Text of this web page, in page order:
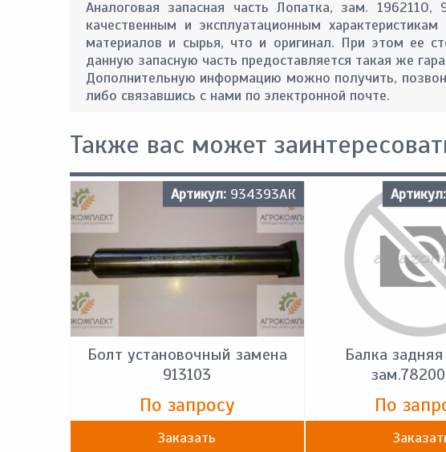
Аналоговая запасная часть Лопатка, зам.
качественным и эксплуатационным
материалов и сырья, что и оригинал. При этом ее
данную запасную часть предоставляется такая же
Дополнительную информацию можно получить,
либо связавшись с нами по электронной почте.
Также вас может
Артикул: 934393АК
Болт установочный замена
913103
По запросу
Заказать
Артикул:
Балка
По